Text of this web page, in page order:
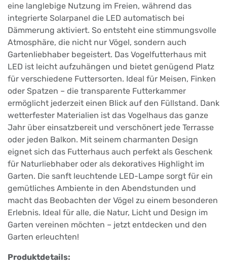
eine langlebige Nutzung im Freien, während das
integrierte Solarpanel die LED automatisch bei
Dämmerung aktiviert. So entsteht eine stimmungsvolle
Atmosphäre, die nicht nur Vögel, sondern auch
Gartenliebhaber begeistert. Das Vogelfutterhaus mit
LED ist leicht aufzuhängen und bietet genügend Platz
für verschiedene Futtersorten. Ideal für Meisen, Finken
oder Spatzen – die transparente Futterkammer
ermöglicht jederzeit einen Blick auf den Füllstand. Dank
wetterfester Materialien ist das Vogelhaus das ganze
Jahr über einsatzbereit und verschönert jede Terrasse
oder jeden Balkon. Mit seinem charmanten Design
eignet sich das Futterhaus auch perfekt als Geschenk
für Naturliebhaber oder als dekoratives Highlight im
Garten. Die sanft leuchtende LED-Lampe sorgt für ein
gemütliches Ambiente in den Abendstunden und
macht das Beobachten der Vögel zu einem besonderen
Erlebnis. Ideal für alle, die Natur, Licht und Design im
Garten vereinen möchten – jetzt entdecken und den
Garten erleuchten!
Produktdetails: